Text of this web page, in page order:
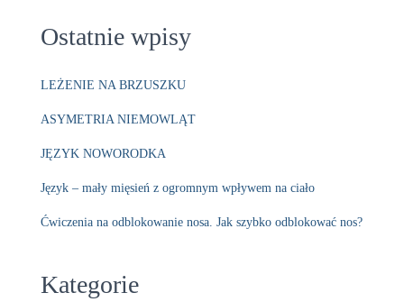
Ostatnie wpisy
LEŻENIE NA BRZUSZKU
ASYMETRIA NIEMOWLĄT
JĘZYK NOWORODKA
Język – mały mięsień z ogromnym wpływem na ciało
Ćwiczenia na odblokowanie nosa. Jak szybko odblokować nos?
Kategorie